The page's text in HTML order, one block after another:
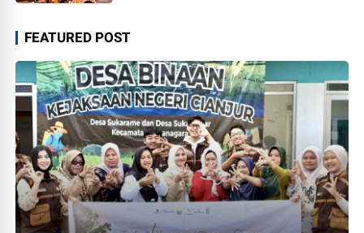
FEATURED POST